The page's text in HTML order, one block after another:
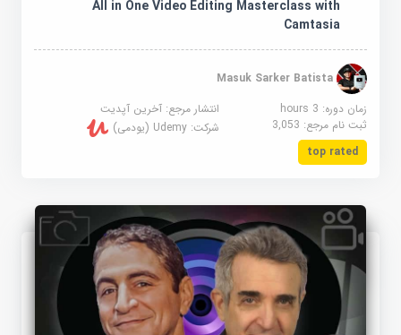
All in One Video Editing Masterclass with
Camtasia
Masuk Sarker Batista
زمان دوره: 3 hours
انتشار مرجع:آخرین آپدیت
ثبت نام مرجع:3,053 شرکت:Udemy (یودمی)
top rated